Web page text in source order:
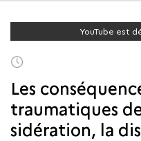
YouTube est
Les
traumatiques
sidération, la